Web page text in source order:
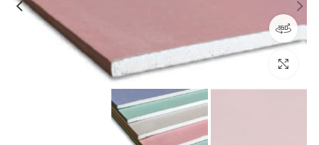
مشاهده 360 درجه
بزرگنمایی تصویر